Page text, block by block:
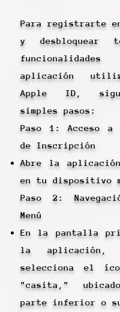
Para registrarte
y desbloquear
aplicación
Apple ID,
simples pasos:
Paso 1: Acceso a
de Inscripción
Abre la aplicación
en tu dispositivo
Paso 2:
Menú
En la pantalla
la aplicación,
selecciona el
"casita,"
parte inferior o